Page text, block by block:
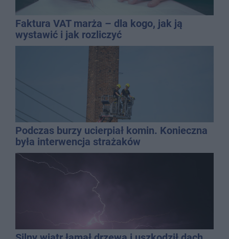
Faktura VAT marża – dla kogo, jak ją
wystawić i jak rozliczyć
Podczas burzy ucierpiał komin. Konieczna
była interwencja strażaków